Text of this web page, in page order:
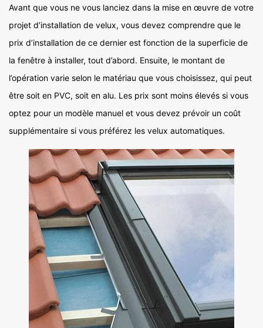
Avant que vous ne vous lanciez dans la mise en œuvre de votre
projet d’installation de velux, vous devez comprendre que le
prix d’installation de ce dernier est fonction de la superficie de
la fenêtre à installer, tout d’abord. Ensuite, le montant de
l’opération varie selon le matériau que vous choisissez, qui peut
être soit en PVC, soit en alu. Les prix sont moins élevés si vous
optez pour un modèle manuel et vous devez prévoir un coût
supplémentaire si vous préférez les velux automatiques.